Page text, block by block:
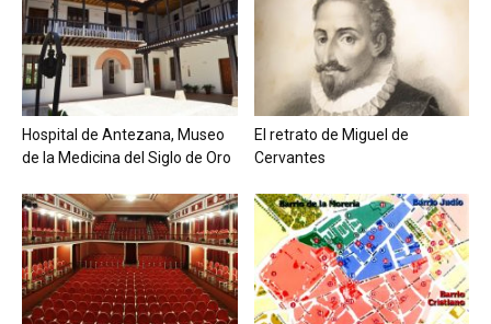
Hospital de Antezana, Museo
de la Medicina del Siglo de Oro
El retrato de Miguel de
Cervantes